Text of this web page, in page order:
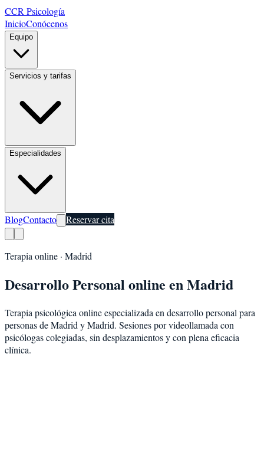
CCR Psicología
InicioConócenos
Equipo
Servicios y tarifas
Especialidades
BlogContacto Reservar cita
Terapia online · Madrid
Desarrollo Personal online enMadrid
Terapia psicológica online especializada en desarrollo personal para
personas deMadrid yMadrid. Sesiones por videollamada con
psicólogas colegiadas, sin desplazamientos y con plena eficacia
clínica.